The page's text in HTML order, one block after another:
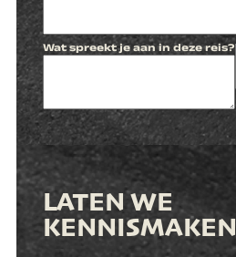
Wat spreekt je aan in deze reis?
LATEN WE
KENNISMAKEN